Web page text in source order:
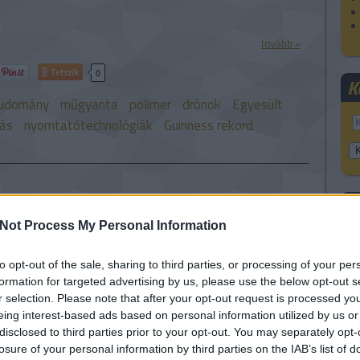
Process My Personal Information
opt-out of the sale, sharing to third parties, or processing of your
for targeted advertising by us, please use the below opt-out
selection. Please note that after your opt-out request is processed
interest-based ads based on personal information utilized by us
to third parties prior to your opt-out. You may separately
of your personal information by third parties on the IAB’s list of
tovább »
Tetszik 0
műgyanta polimer drónok
Egyesült
nyomtatótechnológiák
Guinness rekord
nyomtatás tíz legfontosabb
elemzőcége, a globális 3D nyomtatás helyzetét
figyelő VoxelMatters 250 oldalas friss